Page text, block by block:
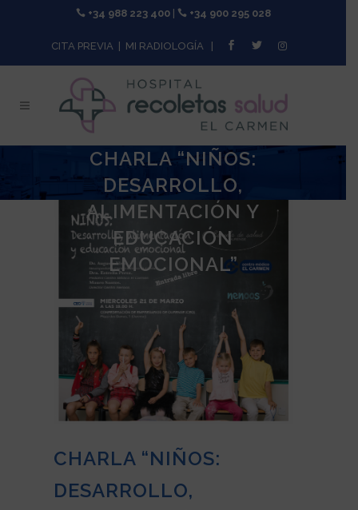
+34 988 223 400| +34 900 295 028
CITA PREVIA MI RADIOLOGÍA
CHARLA “NIÑOS:
DESARROLLO,
ALIMENTACIÓN Y
EDUCACIÓN
EMOCIONAL”
CHARLA “NIÑOS:
DESARROLLO,